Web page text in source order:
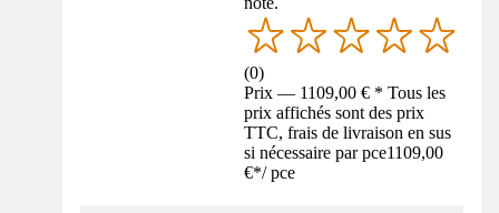
(0)
Prix — 1109,00 € * Tous les
prix affichés sont des prix
TTC, frais de livraison en sus
si nécessaire par pce1109,00
€*/ pce